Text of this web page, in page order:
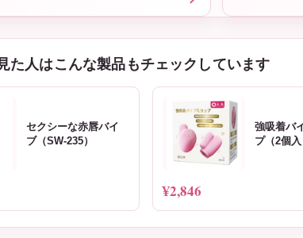
た人はこんな製品もチェックしています
セクシーな赤唇バイ
ブ（SW-235）
強吸着バ
プ（2個
¥2,846